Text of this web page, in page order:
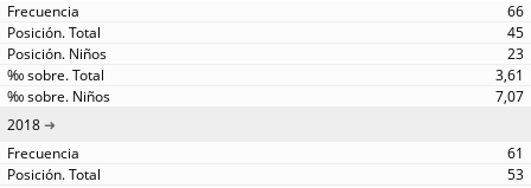
66
45
23
3,61
7,07
2018
61
53